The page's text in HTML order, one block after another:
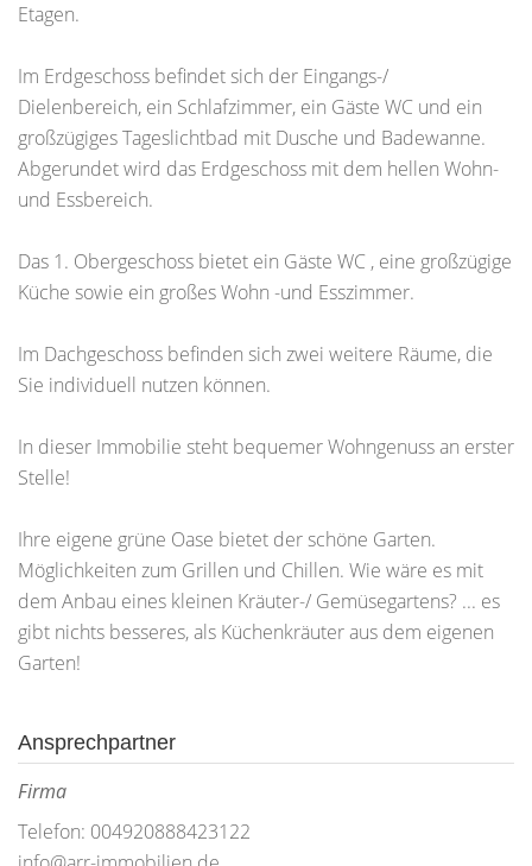
Etagen.
Im Erdgeschoss befindet sich der Eingangs-/
Dielenbereich, ein Schlafzimmer, ein Gäste WC und ein
großzügiges Tageslichtbad mit Dusche und Badewanne.
Abgerundet wird das Erdgeschoss mit dem hellen Wohn-
und Essbereich.
Das 1. Obergeschoss bietet ein Gäste WC , eine großzügige
Küche sowie ein großes Wohn -und Esszimmer.
Im Dachgeschoss befinden sich zwei weitere Räume, die
Sie individuell nutzen können.
In dieser Immobilie steht bequemer Wohngenuss an erster
Stelle!
Ihre eigene grüne Oase bietet der schöne Garten.
Möglichkeiten zum Grillen und Chillen. Wie wäre es mit
dem Anbau eines kleinen Kräuter-/ Gemüsegartens? ... es
gibt nichts besseres, als Küchenkräuter aus dem eigenen
Garten!
Ansprechpartner
Firma
Telefon: 004920888423122